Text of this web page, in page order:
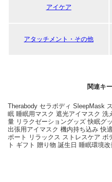
アイケア
アタッチメント・その他
関連キ
Therabody セラボディ SleepMask
眠 睡眠用マスク 遮光アイマスク 洗
量 リラクゼーショングッズ 快眠グ
出張用アイマスク 機内持ち込み 快
ポート リラックス ストレスケア ボ
ト ギフト 贈り物 誕生日 睡眠環境